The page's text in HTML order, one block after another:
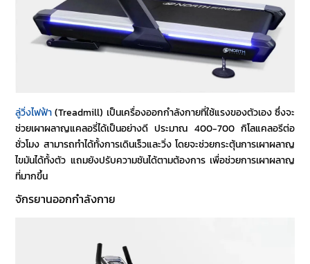
ลู่วิ่งไฟฟ้า(Treadmill) เป็นเครื่องออกกำลังกายที่ใช้แรงของตัวเอง ซึ่งจะ
ช่วยเผาผลาญแคลอรี่ได้เป็นอย่างดี ประมาณ 400-700 กิโลแคลอรีต่อ
ชั่วโมง สามารถทำได้ทั้งการเดินเร็วและวิ่ง โดยจะช่วยกระตุ้นการเผาผลาญ
ไขมันได้ทั้งตัว แถมยังปรับความชันได้ตามต้องการ เพื่อช่วยการเผาผลาญ
ที่มากขึ้น
จักรยานออกกำลังกาย